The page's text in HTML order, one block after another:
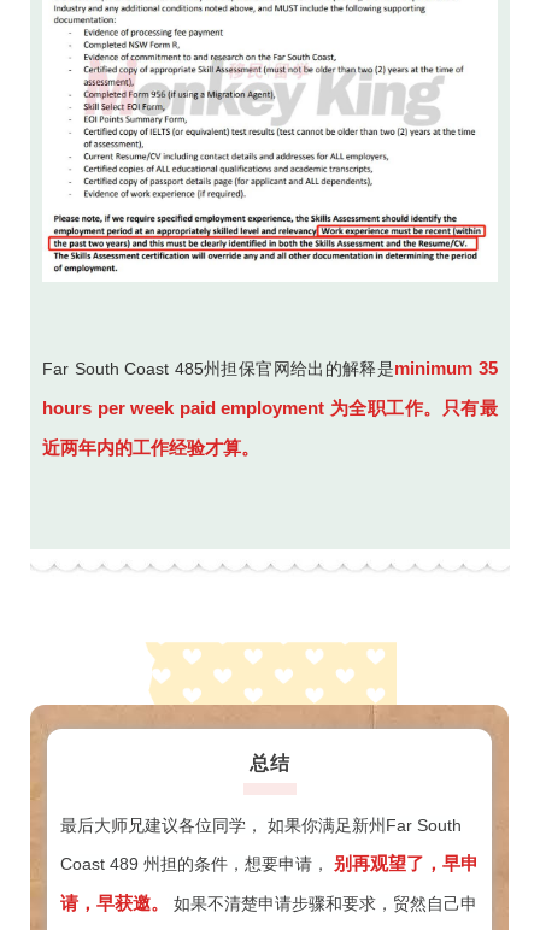
Far South Coast 485州担保官网给出的解释是minimum 35
hours per week paid employment 为全职工作。
只有最
近两年内的工作经验才算。
总结
最后大师兄建议各位同学， 如果你满足新州Far South
Coast 489 州担的条件，想要申请， 别再观望了，早申
请，早获邀。
如果不清楚申请步骤和要求，贸然自己申